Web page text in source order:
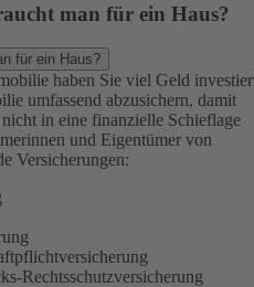
man für ein Haus?
für ein Haus?
haben Sie viel Geld
umfassend abzusichern, damit
in eine finanzielle Schieflage
und Eigentümer von
Versicherungen:
Rechtsschutzversicherung